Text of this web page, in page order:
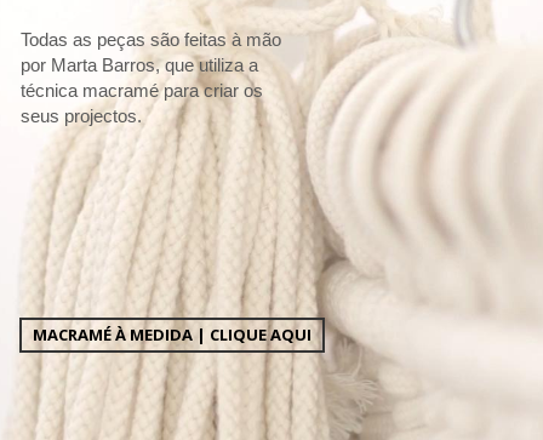
Todas as peças são feitas à mão
por Marta Barros, que utiliza a
técnica macramé para criar os
seus projectos.
MACRAMÉ À MEDIDA | CLIQUE AQUI